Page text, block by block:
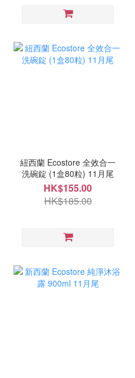
紐西蘭 Ecostore 全效合一
洗碗錠 (1盒80粒) 11月尾
HK$155.00
HK$185.00